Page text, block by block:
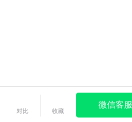
对比 收藏
微信客服